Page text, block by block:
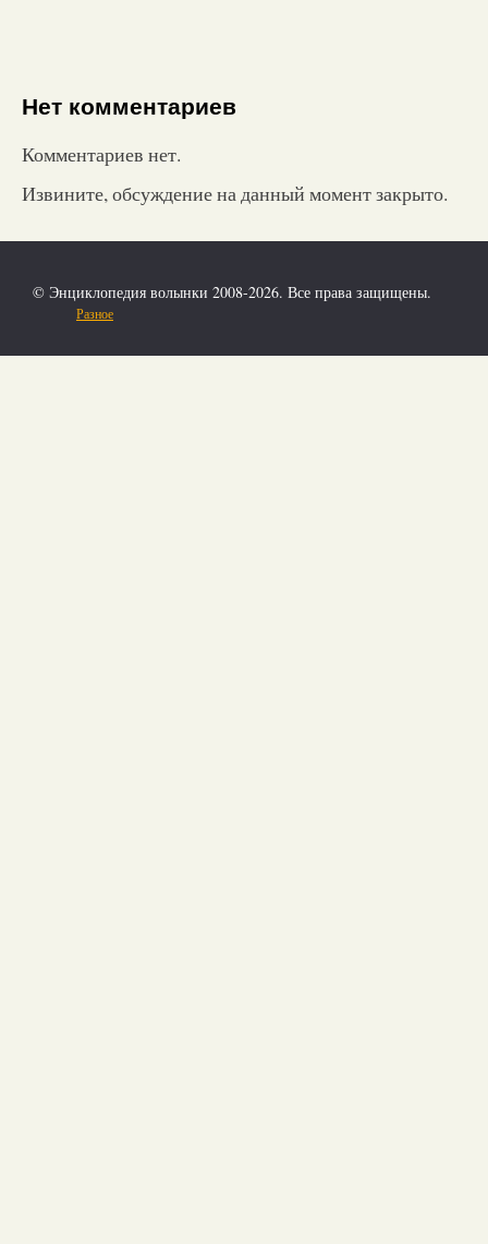
Нет комментариев
Комментариев нет.
Извините, обсуждение на данный момент закрыто.
© Энциклопедия волынки 2008-2026. Все права защищены.
Разное